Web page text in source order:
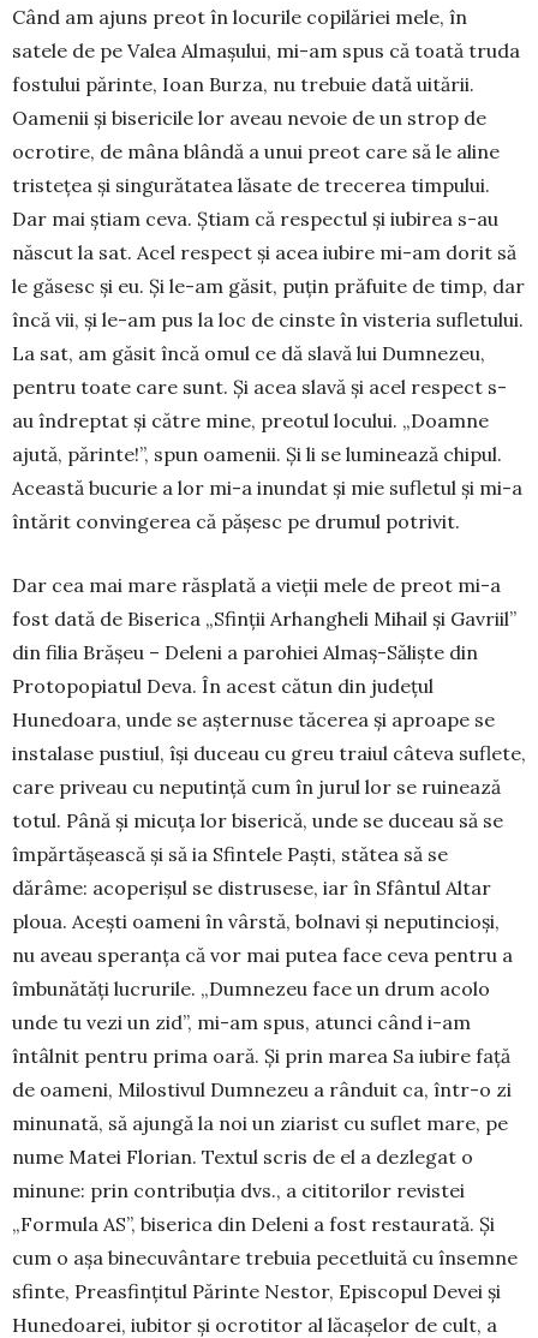
Când am ajuns preot în locurile copilăriei mele, în
satele de pe Valea Almașului, mi-am spus că toată truda
fostului părinte, Ioan Burza, nu trebuie dată uitării.
Oamenii și bisericile lor aveau nevoie de un strop de
ocrotire, de mâna blândă a unui preot care să le aline
tristețea și singurătatea lăsate de trecerea timpului.
Dar mai știam ceva. Știam că respectul și iubirea s-au
născut la sat. Acel respect și acea iubire mi-am dorit să
le gă­sesc și eu. Și le-am găsit, puțin prăfuite de timp, dar
încă vii, și le-am pus la loc de cinste în visteria sufletului.
La sat, am găsit încă omul ce dă slavă lui Dumnezeu,
pentru toate care sunt. Și acea slavă și acel respect s-
au îndreptat și către mine, preotul locului. „Doamne
ajută, părinte!”, spun oamenii. Și li se lumi­nea­ză chipul.
Această bucu­rie a lor mi-a inun­dat și mie su­fletul și mi-a
întărit con­vin­gerea că pășesc pe dru­mul po­trivit.
Dar cea mai mare răs­plată a vieții mele de preot mi-a
fost dată de Biserica „Sfinții Arhan­gheli Mihail și Gavriil”
din filia Brășeu – De­leni a parohiei Al­maș-Săliște din
Protopo­piatul Deva. În acest cătun din ju­de­țul
Hunedoara, un­de se aș­ternuse tăcerea și aproa­pe se
instalase pus­tiul, își duceau cu greu tra­iul câteva suflete,
ca­re pri­veau cu neputință cum în jurul lor se rui­nează
to­tul. Până și micuța lor bi­serică, unde se duceau să se
împărtășească și să ia Sfintele Paști, stătea să se
dărâme: acoperișul se distrusese, iar în Sfântul Altar
ploua. Acești oameni în vârstă, bolnavi și neputincioși,
nu aveau speranța că vor mai putea fa­ce ceva pentru a
îmbunătăți lucrurile. „Dum­­nezeu face un drum acolo
unde tu vezi un zid”, mi-am spus, atunci când i-am
întâlnit pentru prima oară. Și prin marea Sa iubire față
de oa­meni, Mi­lostivul Dumnezeu a rânduit ca, într-o zi
minu­na­tă, să ajungă la noi un ziarist cu suflet ma­re, pe
nume Matei Florian. Textul scris de el a dez­legat o
minune: prin contribuția dvs., a cititorilor re­vistei
„Formula AS”, biserica din Deleni a fost res­taurată. Și
cum o așa binecuvântare trebuia pe­cetluită cu însemne
sfinte, Preasfințitul Părinte Nestor, Episcopul De­vei și
Hunedoarei, iubitor și ocrotitor al lăca­șelor de cult, a